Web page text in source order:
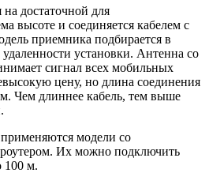
на достаточной для
высоте и соединяется кабелем с
приемника подбирается в
установки. Антенна со
сигнал всех мобильных
цену, но длина соединения
Чем длиннее кабель, тем выше
модели со
Их можно подключить
100 м.